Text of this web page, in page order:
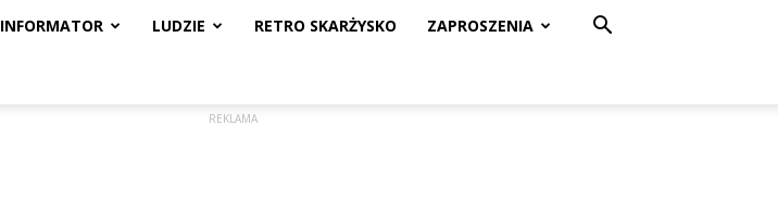
INFORMATOR LUDZIE RETRO SKARŻYSKO ZAPROSZENIA
REKLAMA